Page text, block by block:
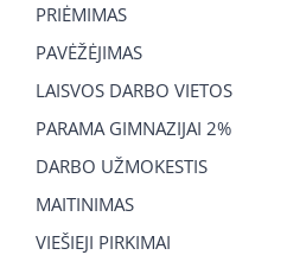
PRIĖMIMAS
PAVĖŽĖJIMAS
LAISVOS DARBO VIETOS
PARAMA GIMNAZIJAI 2%
DARBO UŽMOKESTIS
MAITINIMAS
VIEŠIEJI PIRKIMAI